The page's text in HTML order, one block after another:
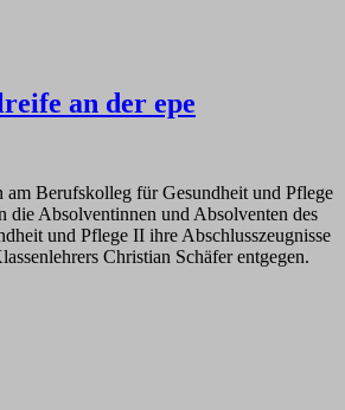
an der epe
Berufskolleg für Gesundheit und Pflege
die Absolventinnen und Absolventen des
und Pflege II ihre Abschlusszeugnisse
Christian Schäfer entgegen.